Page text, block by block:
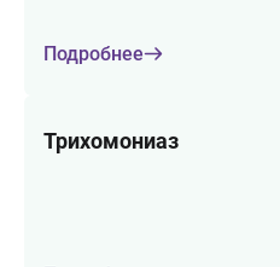
Подробнее
Трихомониаз